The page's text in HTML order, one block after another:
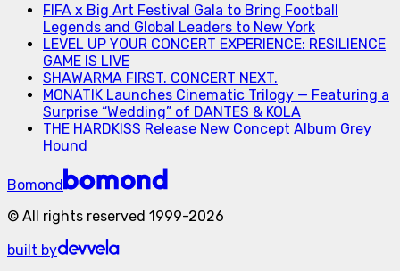
FIFA x Big Art Festival Gala to Bring Football
Legends and Global Leaders to New York
LEVEL UP YOUR CONCERT EXPERIENCE: RESILIENCE
GAME IS LIVE
SHAWARMA FIRST. CONCERT NEXT.
MONATIK Launches Cinematic Trilogy — Featuring a
Surprise “Wedding” of DANTES & KOLA
THE HARDKISS Release New Concept Album Grey
Hound
Bomond
© All rights reserved 1999-2026
built by